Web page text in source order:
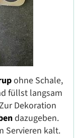
ohne Schale,
füllst langsam
Dekoration
dazugeben.
Servieren kalt.